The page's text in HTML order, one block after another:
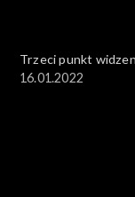
Trzeci punkt
16.01.2022